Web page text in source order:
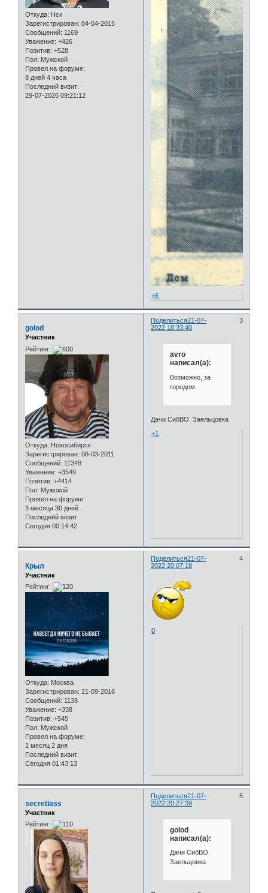
Откуда: Нск
Зарегистрирован: 04-04-2015
Сообщений: 1169
Уважение: +426
Позитив: +528
Пол: Мужской
Провел на форуме:
8 дней 4 часа
Последний визит:
29-07-2026 09:21:12
+6
Поделиться 3
21-07-
2022 18:33:40
golod
Участник
Рейтинг:
Откуда: Новосибирск
Зарегистрирован: 08-03-2011
Сообщений: 11348
Уважение: +3549
Позитив: +4414
Пол: Мужской
Провел на форуме:
3 месяца 30 дней
Последний визит:
Сегодня 00:14:42
avro
написал(а):
Возможно, за
городом.
Дачи СибВО. Заельцовка
+1
Поделиться 4
21-07-
2022 20:07:18
Крыл
Участник
Рейтинг:
Откуда: Москва
Зарегистрирован: 21-09-2016
Сообщений: 1138
Уважение: +338
Позитив: +545
Пол: Мужской
Провел на форуме:
1 месяц 2 дня
Последний визит:
Сегодня 01:43:13
0
Поделиться 5
21-07-
2022 20:27:39
secretlass
Участник
Рейтинг:
golod
написал(а):
Дачи СибВО.
Заельцовка